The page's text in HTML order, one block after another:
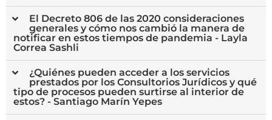
El Decreto 806 de las 2020 consideraciones
generales y cómo nos cambió la manera de
notificar en estos tiempos de pandemia - Layla
Correa Sashli
¿Quiénes pueden acceder a los servicios
prestados por los Consultorios Jurídicos y qué
tipo de procesos pueden surtirse al interior de
estos? - Santiago Marín Yepes